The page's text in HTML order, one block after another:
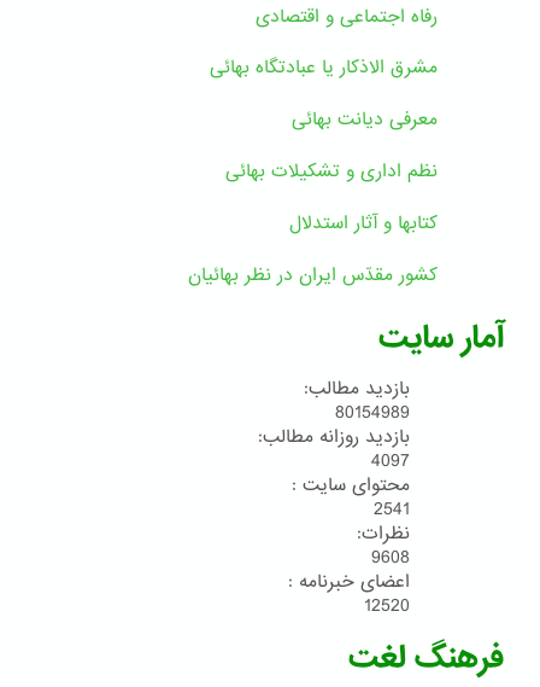
رفاه اجتماعی و اقتصادی
مشرق الاذکار یا عبادتگاه بهائی
معرفی دیانت بهائی
نظم اداری و تشکیلات بهائی
کتابها و آثار استدلال
کشور مقدّس ایران در نظر بهائیان
آمار سایت
بازدید مطالب:
80154989
بازدید روزانه مطالب:
4097
محتوای سایت :
2541
نظرات:
9608
اعضای خبرنامه :
12520
فرهنگ لغت